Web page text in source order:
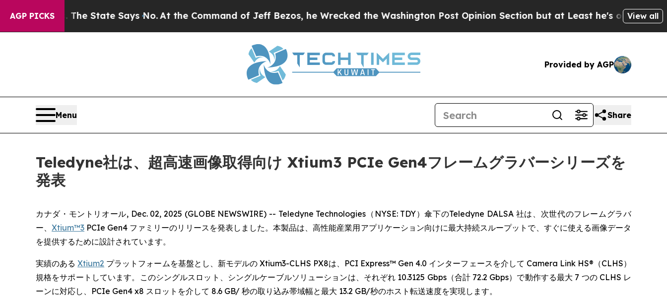
AGP PICKSThe State Says No.At the Command of Jeff Bezos, he Wrecked the Washington Post Opinion Section but at Least he's out...For a Grand
View all
Provided by AGP
Menu Share
Teledyne社は、超高速画像取得向け Xtium3 PCIe Gen4フレームグラバーシリーズを
発表
カナダ・モントリオール, Dec. 02, 2025 (GLOBE NEWSWIRE) -- Teledyne Technologies（NYSE: TDY）傘下のTeledyne DALSA 社は、次世代のフレームグラバ
ー、Xtium™3 PCIe Gen4 ファミリーのリリースを発表しました。本製品は、高性能産業用アプリケーション向けに最大持続スループットで、すぐに使える画像データ
を提供するために設計されています。
実績のあるXtium2 プラットフォームを基盤とし、新モデルの Xtium3-CLHS PX8は、PCI Express™ Gen 4.0 インターフェースを介して Camera Link HS®（CLHS）
規格をサポートしています。このシングルスロット、シングルケーブルソリューションは、それぞれ 10.3125 Gbps（合計 72.2 Gbps）で動作する最大 7 つの CLHS レ
ーンに対応し、PCIe Gen4 x8 スロットを介して 8.6 GB/ 秒の取り込み帯域幅と最大 13.2 GB/秒のホスト転送速度を実現します。